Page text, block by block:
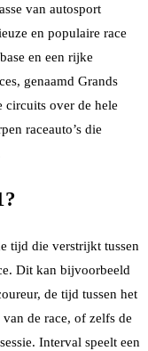
van autosport
en populaire race
en een rijke
genaamd Grands
circuits over de hele
raceauto’s die
tijd die verstrijkt tussen
Dit kan bijvoorbeeld
de tijd tussen het
de race, of zelfs de
Interval speelt een